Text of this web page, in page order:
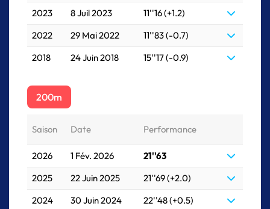
2023
8 Juil 2023
11''16 (+1.2)
2022
29 Mai 2022
11''83 (-0.7)
2018
24 Juin 2018 15''17 (-0.9)
200m
Saison Date Performance
2026 1 Fév. 2026
21''63
2025
22 Juin 2025
21''69 (+2.0)
2024
30 Juin 2024 22''48 (+0.5)